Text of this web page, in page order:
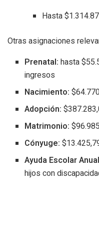
Hasta
Otras asignaciones
Prenatal: hasta
ingresos
Nacimiento:
Adopción:
Matrimonio:
Cónyuge:
Ayuda Escolar
hijos con